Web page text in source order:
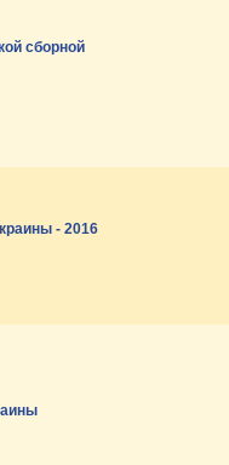
сборной
- 2016